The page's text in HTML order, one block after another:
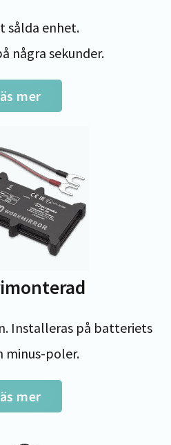
sålda enhet.
några sekunder.
mer
Installeras på batteriets
minus-poler.
mer